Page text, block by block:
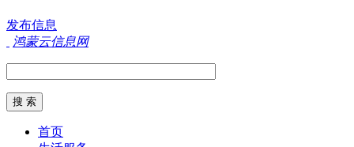
发布信息
鸿蒙云信息网
首页